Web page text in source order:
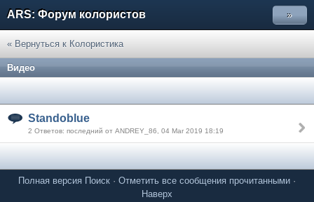
ARS: Форум колористов »
« Вернуться к Колористика
Видео
Standoblue
2 Ответов: последний от ANDREY_86, 04 Mar 2019 18:19
Полная версия Поиск · Отметить все сообщения прочитанными ·
Наверх